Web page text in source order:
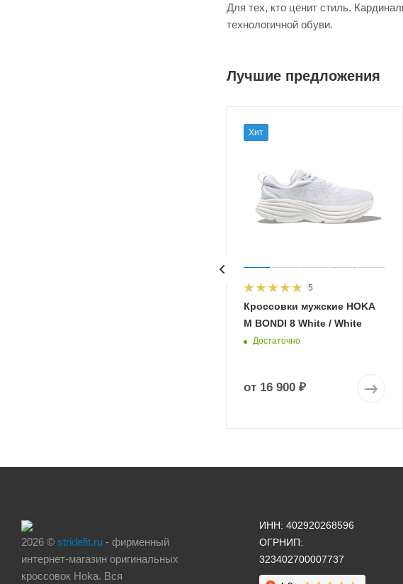
Для тех, кто ценит стиль.
технологичной обуви.
Лучшие предложения
Хит
5
Кроссовки мужские HOKA
M BONDI 8 White / White
Достаточно
от 16 900 ₽
2026 © stridefit.ru - фирменный
интернет-магазин оригинальных
кроссовок Hoka. Вся
ИНН: 402920268596
ОГРНИП:
323402700007737